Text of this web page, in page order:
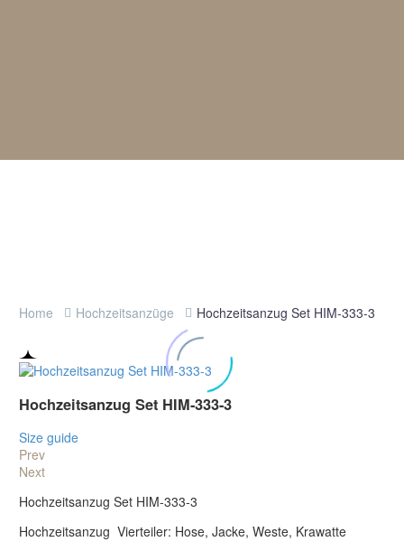
Home Hochzeitsanzüge Hochzeitsanzug Set HIM-333-3
Hochzeitsanzug Set HIM-333-3
Size guide
Prev
Next
Hochzeitsanzug Set HIM-333-3
Hochzeitsanzug Vierteiler: Hose, Jacke, Weste, Krawatte